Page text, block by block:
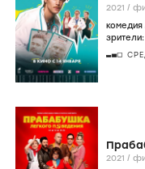
2021 /
комедия
зрители:
2021 /